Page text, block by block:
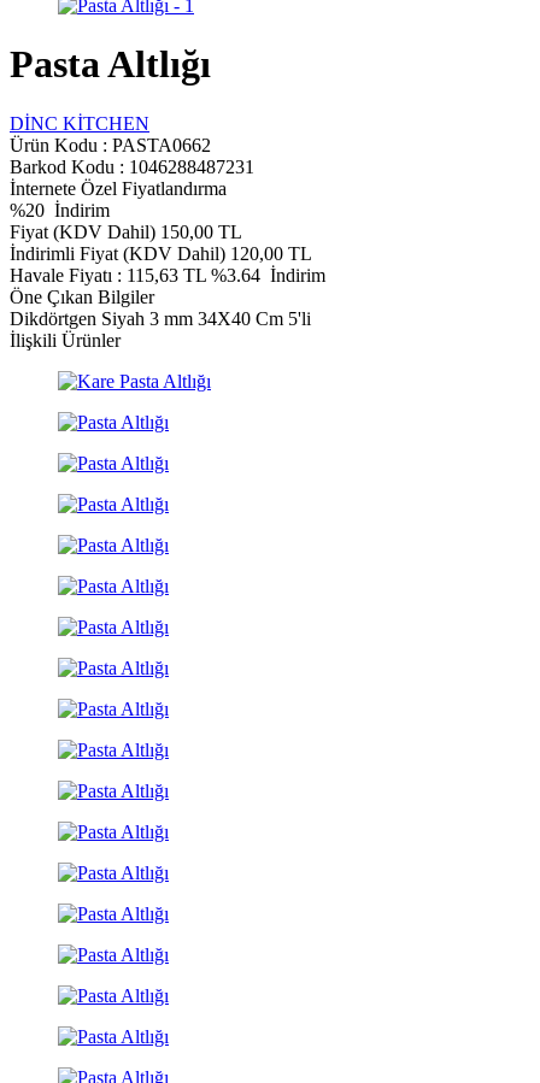
Pasta Altlığı
DİNC KİTCHEN
Ürün Kodu : PASTA0662
Barkod Kodu : 1046288487231
İnternete Özel Fiyatlandırma
%20 İndirim
Fiyat (KDV Dahil) 150,00 TL
İndirimli Fiyat (KDV Dahil) 120,00 TL
Havale Fiyatı : 115,63 TL %3.64 İndirim
Öne Çıkan Bilgiler
Dikdörtgen Siyah 3 mm 34X40 Cm 5'li
İlişkili Ürünler